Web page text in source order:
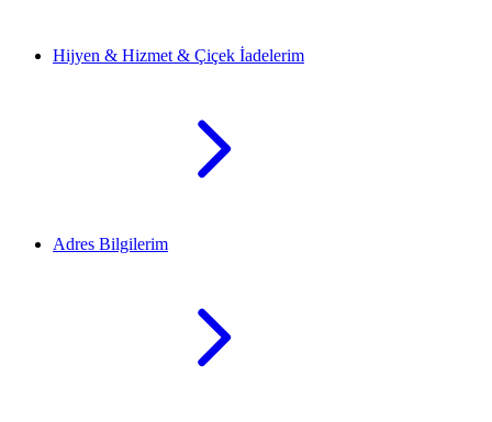
Hijyen & Hizmet & Çiçek İadelerim
Adres Bilgilerim